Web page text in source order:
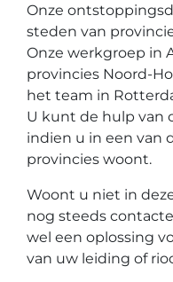
Onze
steden van
Onze werkgroep in
provincies Noord-
het team in
U kunt de hulp van
indien u in een van
provincies woont.
Woont u niet in
nog steeds
wel een oplossing
van uw leiding of